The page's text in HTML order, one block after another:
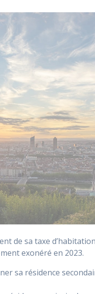
de sa taxe
exonéré en 2023.
sa résidence